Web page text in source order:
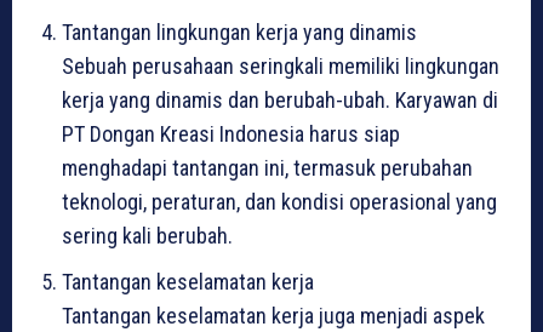
Tantangan lingkungan kerja yang dinamis
Sebuah perusahaan seringkali memiliki lingkungan
kerja yang dinamis dan berubah-ubah. Karyawan di
PT Dongan Kreasi Indonesia harus siap
menghadapi tantangan ini, termasuk perubahan
teknologi, peraturan, dan kondisi operasional yang
sering kali berubah.
Tantangan keselamatan kerja
Tantangan keselamatan kerja juga menjadi aspek